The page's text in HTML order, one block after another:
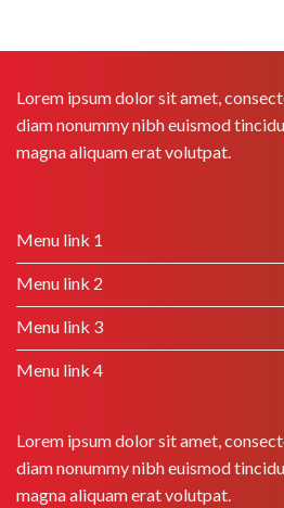
Lorem ipsum dolor sit amet,
diam nonummy nibh euismod
magna aliquam erat volutpat.
Menu link 1
Menu link 2
Menu link 3
Menu link 4
Lorem ipsum dolor sit amet,
diam nonummy nibh euismod
magna aliquam erat volutpat.